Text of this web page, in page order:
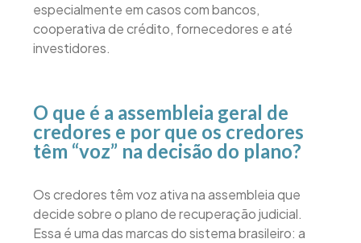
especialmente em casos com bancos,
cooperativa de crédito, fornecedores e até
investidores.
O que é a assembleia geral de
credores e por que os credores
têm “voz” na decisão do plano?
Os credores têm voz ativa na assembleia que
decide sobre o plano de recuperação judicial.
Essa é uma das marcas do sistema brasileiro: a